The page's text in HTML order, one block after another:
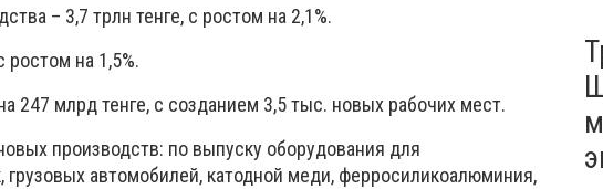
– 3,7 трлн тенге, с ростом на 2,1%.
ростом на 1,5%.
247 млрд тенге, с созданием 3,5 тыс. новых рабочих мест.
производств: по выпуску оборудования для
грузовых автомобилей, катодной меди, ферросиликоалюминия,